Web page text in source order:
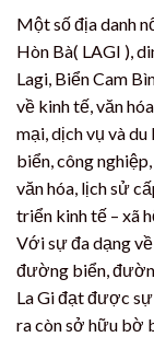
Một số địa danh
Hòn Bà( LAGI ),
Lagi, Biển Cam
về kinh tế, văn
mại, dịch vụ và
biển, công
văn hóa, lịch sử
triển kinh tế – xã
Với sự đa dạng
đường biển,
La Gi đạt được
ra còn sở hữu bờ